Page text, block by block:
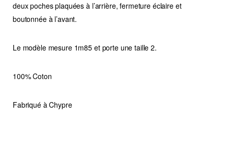
deux poches plaquées à l’arrière, fermeture éclaire et
boutonnée à l’avant.
Le modèle mesure 1m85 et porte une taille 2.
100% Coton
Fabriqué à Chypre